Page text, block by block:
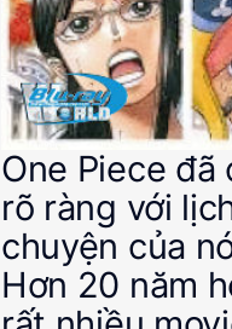
One Piece
rõ ràng với
chuyện của
Hơn 20 năm